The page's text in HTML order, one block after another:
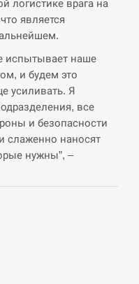
Patriot для
20 військових для
протоки
логистике врага на
является
испытывает наше
и будем это
усиливать. Я
все
и безопасности
слаженно наносят
нужны”, –